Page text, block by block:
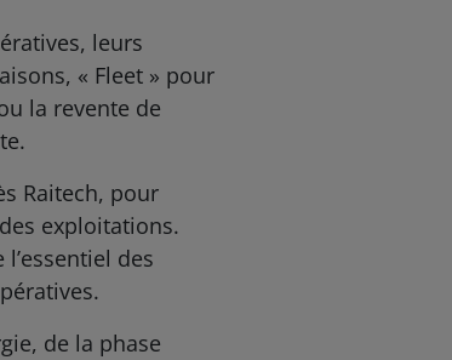
leurs
« Fleet » pour
la revente de
Raitech, pour
exploitations.
des
de la phase